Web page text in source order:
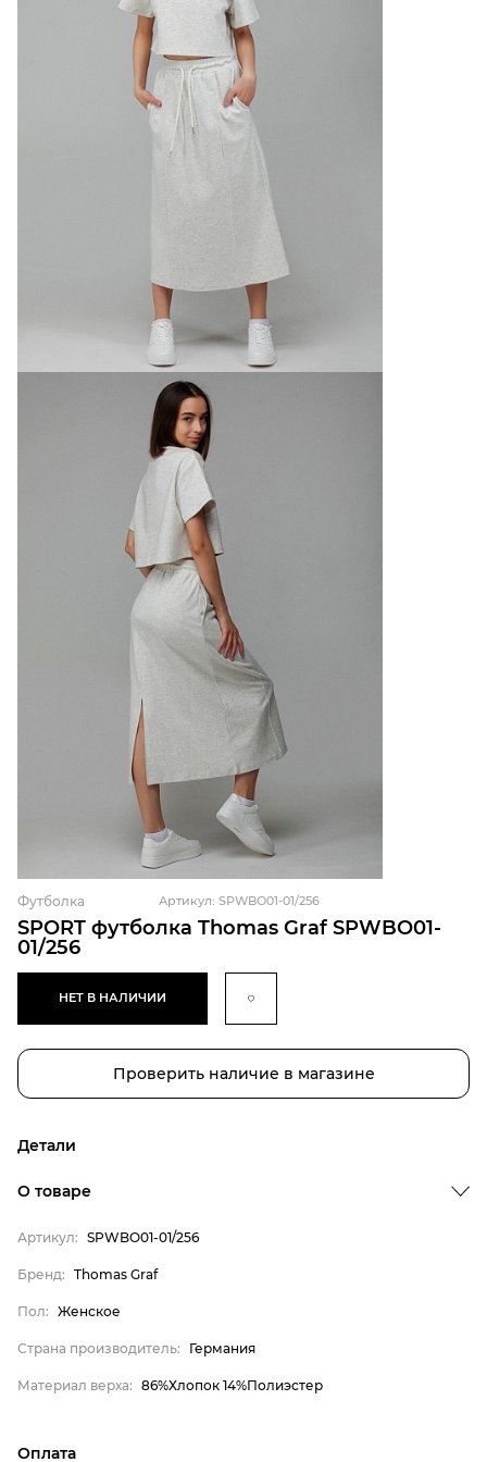
SPORT футболка Thomas Graf SPWBO01-
01/256
Футболка Артикул: SPWBO01-01/256
НЕТ В НАЛИЧИИ
Проверить наличие в магазине
Детали
Страна производитель
Материал верха
О товаре
Артикул: SPWBO01-01/256
Бренд: Thomas Graf
Пол: Женское
Страна производитель: Германия
Материал верха: 86%Хлопок 14%Полиэстер
Оплата